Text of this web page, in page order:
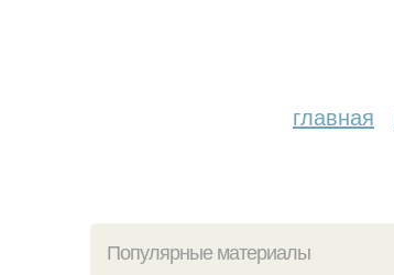
главная
Популярные материалы